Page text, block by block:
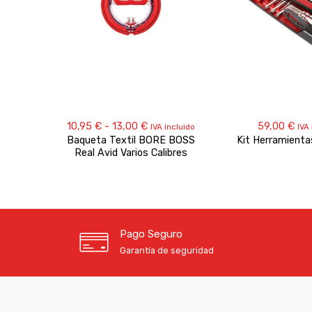
10,95 € - 13,00 €Rango
de
precios:
IVA incluido
Baqueta Textil BORE BOSS
Real Avid Varios Calibres
59,00 €
Kit
Pago Seguro
Garantía de seguridad